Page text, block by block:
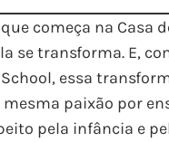
começa na Casa
se transforma. E,
essa
paixão por
pela infância e